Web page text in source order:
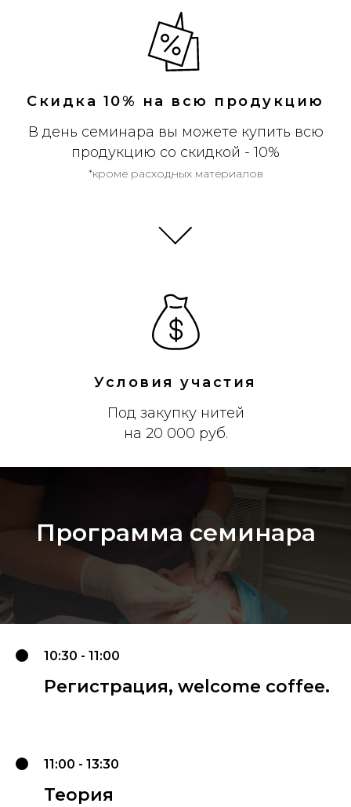
Скидка 10% на всю продукцию
В день семинара вы можете купить всю
продукцию со скидкой - 10%
*кроме расходных материалов
Условия участия
Под закупку нитей
на 20 000 руб.
Программа семинара
10:30 - 11:00
Регистрация, welcome coffee.
11:00 - 13:30
Теория